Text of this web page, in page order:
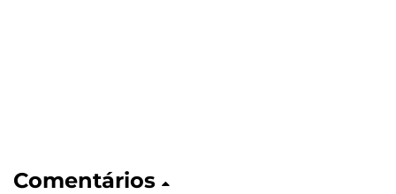
Comentários